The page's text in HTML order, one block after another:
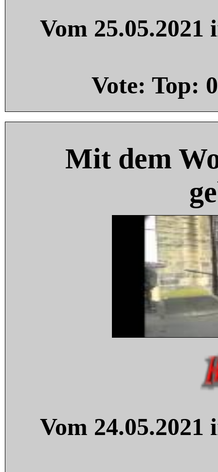
Vom
Vote: Top: 0
Mit dem
Vom